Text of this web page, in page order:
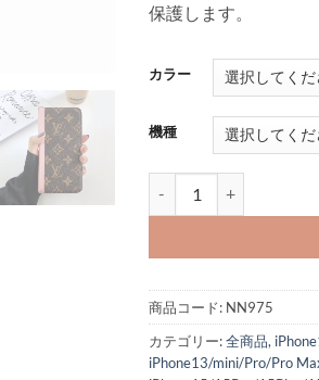
保護します。
カラー
機種
商品コード: NN975
カテゴリー:全商品,
iPhone13/mini/Pro/Pro